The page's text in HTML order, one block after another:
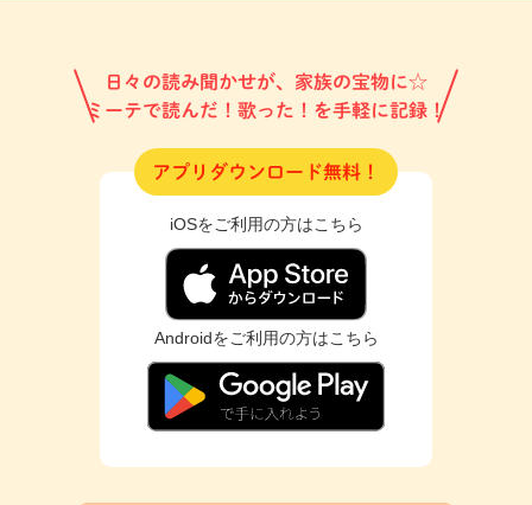
日々の読み聞かせが、家族の宝物に☆
ミーテで読んだ！歌った！を手軽に記録！
アプリダウンロード無料！
iOSをご利用の方はこちら
Androidをご利用の方はこちら